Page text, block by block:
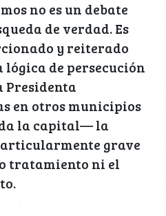
no es un debate
de verdad. Es
y reiterado
lógica de persecución
en otros municipios
la capital— la
grave
tratamiento ni el